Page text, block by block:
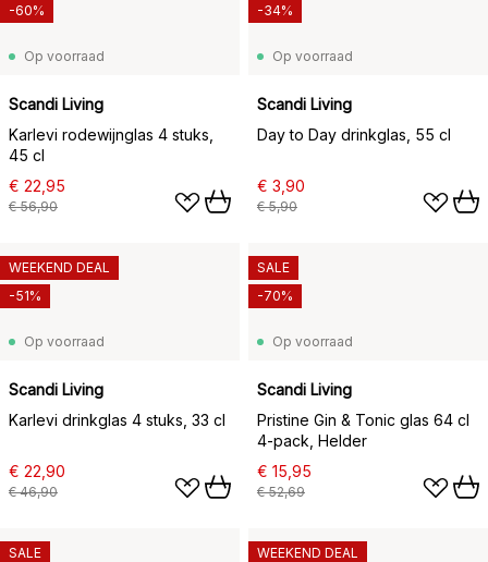
Op voorraad
Scandi Living
Karlevi rodewijnglas 4 stuks,
45 cl
€ 22,95
€ 56,90
-60%
Op voorraad
Scandi Living
Day to Day drinkglas, 55 cl
€ 3,90
€ 5,90
-34%
Op voorraad
Scandi Living
Karlevi drinkglas 4 stuks, 33 cl
€ 22,90
€ 46,90
WEEKEND DEAL
-51%
Op voorraad
Scandi Living
Pristine Gin & Tonic glas 64 cl
4-pack, Helder
€ 15,95
€ 52,69
SALE
-70%
SALE
WEEKEND DEAL